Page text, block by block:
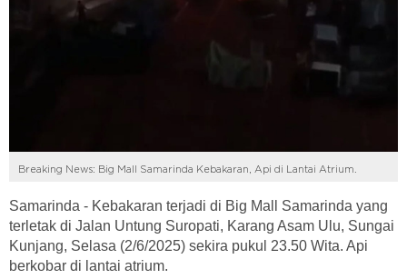
Breaking News: Big Mall Samarinda Kebakaran, Api di Lantai Atrium.
Samarinda - Kebakaran terjadi di Big Mall Samarinda yang
terletak di Jalan Untung Suropati, Karang Asam Ulu, Sungai
Kunjang, Selasa (2/6/2025) sekira pukul 23.50 Wita. Api
berkobar di lantai atrium.